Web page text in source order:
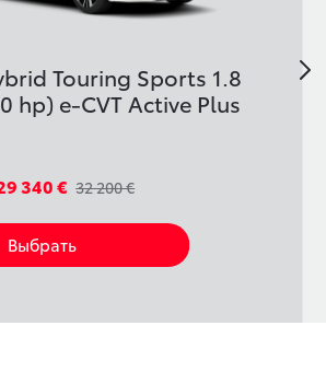
Touring Sports 1.8
hp) e-CVT Active Plus
340 € 32 200 €
Выбрать